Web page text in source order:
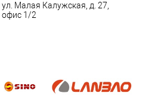
ул. Малая Калужская, д. 27,
офис 1/2